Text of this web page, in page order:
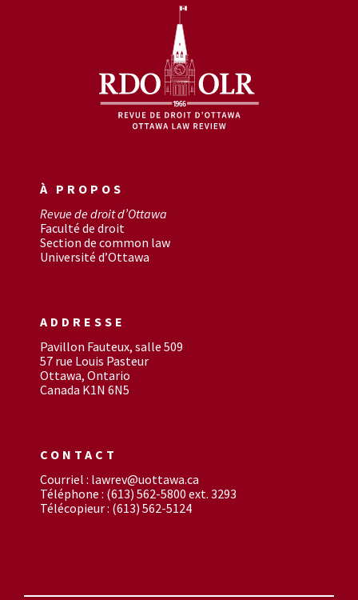
À PROPOS
Revue de droit d’Ottawa
Faculté de droit
Section de common law
Université d’Ottawa
ADDRESSE
Pavillon Fauteux, salle 509
57 rue Louis Pasteur
Ottawa, Ontario
Canada K1N 6N5
CONTACT
Courriel : lawrev@uottawa.ca
Téléphone : (613) 562-5800 ext. 3293
Télécopieur : (613) 562-5124